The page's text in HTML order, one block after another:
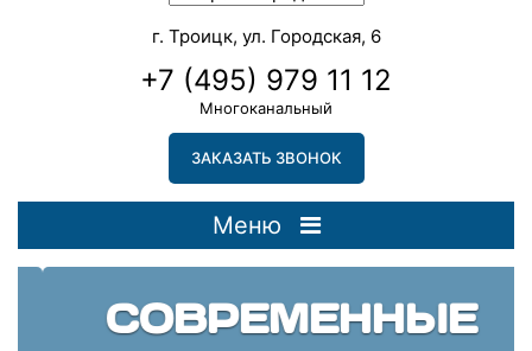
г. Троицк, ул. Городская, 6
+7 (495) 979 11 12
Многоканальный
ЗАКАЗАТЬ ЗВОНОК
Меню
СОВРЕМЕННЫЕ